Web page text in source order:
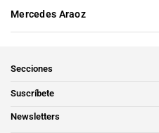
Mercedes Araoz
Secciones
Suscríbete
Newsletters